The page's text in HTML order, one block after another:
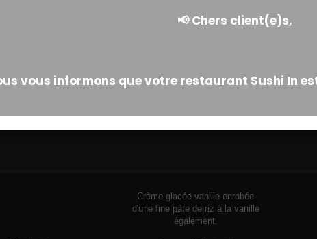
Crème glacée vanille enrobée
d'une fine pâte de riz à la vanille
également.